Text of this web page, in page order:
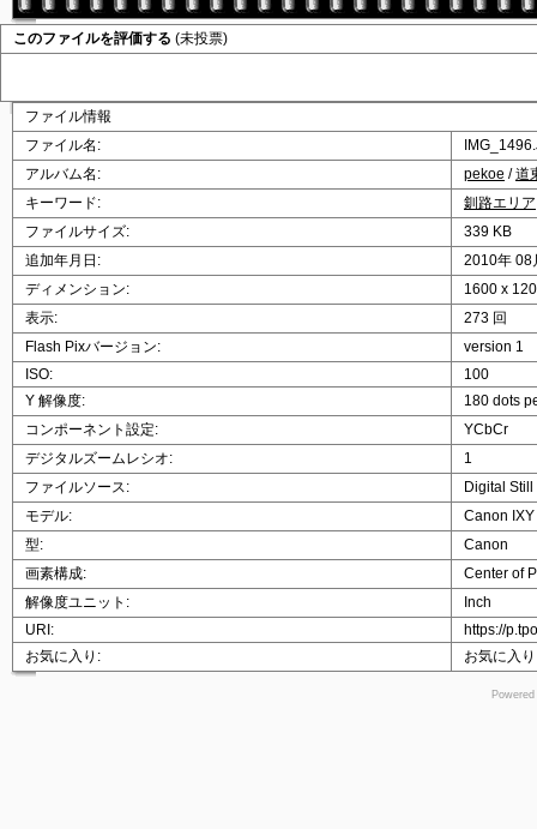
このファイルを評価する (未投票)
ファイル情報
ファイル名:
アルバム名:
pekoe /道
キーワード:
釧路エリア
ファイルサイズ:
339 KB
追加年月日:
2010年 08
ディメンション:
1600 x
表示:
273 回
Flash Pixバージョン:
version 1
ISO:
100
Y 解像度:
180 dots
コンポーネント設定:
YCbCr
デジタルズームレシオ:
1
ファイルソース:
Digital
モデル:
Canon IXY
型:
Canon
画素構成:
Center of
解像度ユニット:
Inch
URI:
https://
お気に入り:
お気に入